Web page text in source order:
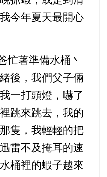
今年夏天最開心
忙著準備水桶丶
後，我們父子倆
一打頭燈，嚇了
跳來跳去，我的
隻，我輕輕的把
雷不及掩耳的速
桶裡的蝦子越來